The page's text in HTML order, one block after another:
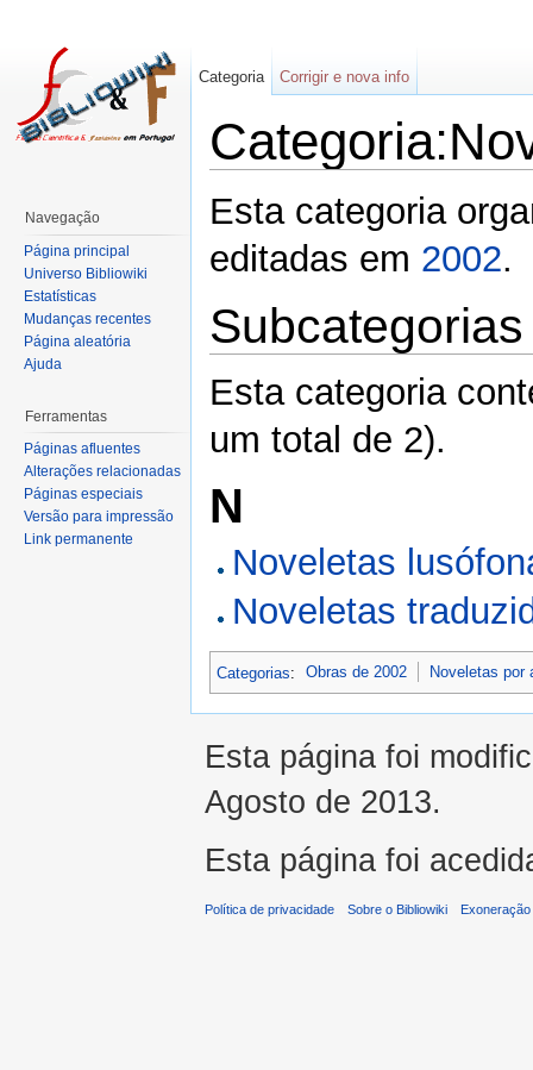
Esta categoria
editadas em 2002.
Subcategorias
Esta categoria
um total de 2).
N
Noveletas
Noveletas
Categorias: Obras de 2002 Noveletas por
Categoria Corrigir e nova info
Navegação
Página principal
Universo Bibliowiki
Estatísticas
Mudanças recentes
Página aleatória
Ajuda
Ferramentas
Páginas afluentes
Alterações relacionadas
Páginas especiais
Versão para impressão
Link permanente
Esta página foi
Agosto de 2013.
Esta página foi
Política de privacidade Sobre o Bibliowiki